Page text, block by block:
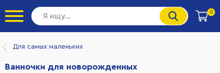
0
Для самых маленьких
Ванночки для новорожденных